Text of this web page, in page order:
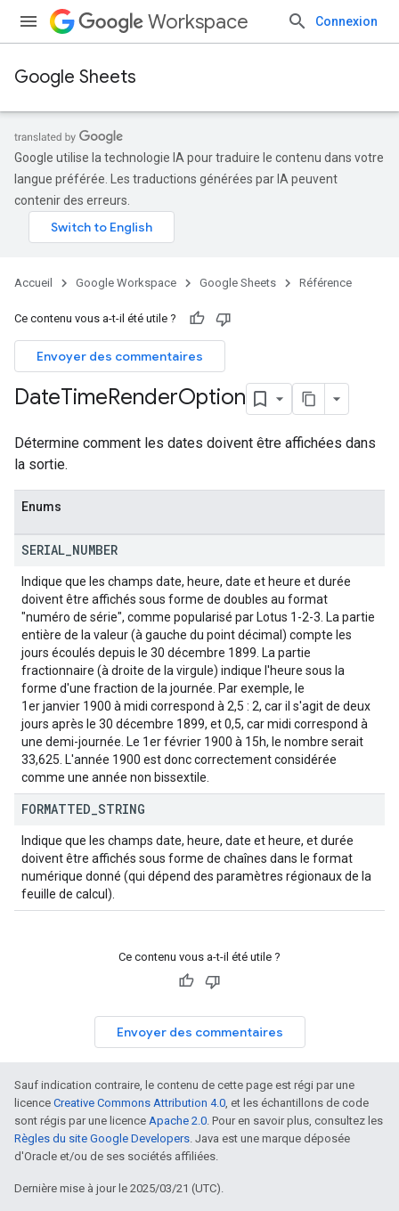
Workspace Connexion
Google Sheets
Google utilise la technologie IA pour traduire le contenu dans votre
langue préférée. Les traductions générées par IA peuvent
contenir des erreurs.
Accueil Google Workspace Google Sheets Référence
Ce contenu vous a-t-il été utile ?
Envoyer des commentaires
DateTimeRenderOption
Détermine comment les dates doivent être affichées dans
la sortie.
Enums
SERIAL NUMBER
Indique que les champs date, heure, date et heure et durée
doivent être affichés sous forme de doubles au format
"numéro de série", comme popularisé par Lotus 1-2-3. La partie
entière de la valeur (à gauche du point décimal) compte les
jours écoulés depuis le 30 décembre 1899. La partie
fractionnaire (à droite de la virgule) indique l'heure sous la
forme d'une fraction de la journée. Par exemple, le
1er janvier 1900 à midi correspond à 2,5 : 2, car il s'agit de deux
jours après le 30 décembre 1899, et 0,5, car midi correspond à
une demi-journée. Le 1er février 1900 à 15h, le nombre serait
33,625. L'année 1900 est donc correctement considérée
comme une année non bissextile.
FORMATTED STRING
Indique que les champs date, heure, date et heure, et durée
doivent être affichés sous forme de chaînes dans le format
numérique donné (qui dépend des paramètres régionaux de la
feuille de calcul).
Ce contenu vous a-t-il été utile ?
Envoyer des commentaires
Sauf indication contraire, le contenu de cette page est régi par une
licence Creative Commons Attribution 4.0, et les échantillons de code
sont régis par une licence Apache 2.0. Pour en savoir plus, consultez les
Règles du site Google Developers. Java est une marque déposée
d'Oracle et/ou de ses sociétés affiliées.
Dernière mise à jour le 2025/03/21 (UTC).